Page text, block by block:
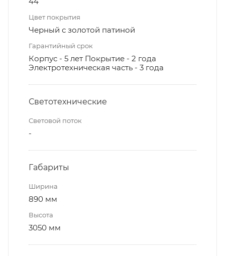
Цвет покрытия
Черный с золотой патиной
Гарантийный срок
Корпус - 5 лет Покрытие - 2 года
Электротехническая часть - 3 года
Светотехнические
Световой поток
-
Габариты
Ширина
890 мм
Высота
3050 мм